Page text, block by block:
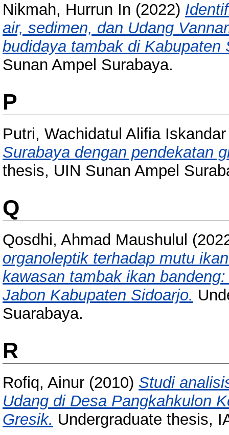
Nikmah, Hurrun In (2022)
air, sedimen, dan Udang
budidaya tambak di Kabupaten
Sunan Ampel Surabaya.
P
Putri, Wachidatul Alifia Iskandar
Surabaya dengan pendekatan
thesis, UIN Sunan Ampel
Q
Qosdhi, Ahmad Maushulul
organoleptik terhadap mutu
kawasan tambak ikan
Jabon Kabupaten Sidoarjo.
Suarabaya.
R
Rofiq, Ainur (2010) Studi
Udang di Desa Pangkahkulon
Gresik. Undergraduate thesis,